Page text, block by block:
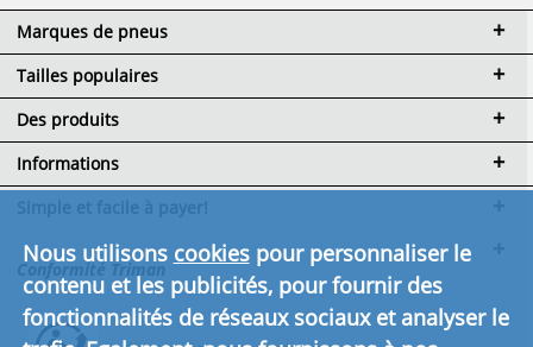
Marques de pneus
Tailles populaires
Des produits
Informations
et de livraison
Conformité Triman
Nous utilisons cookiespour personnaliser le
contenu et les publicités, pour fournir des
fonctionnalités de réseaux sociaux et analyser le